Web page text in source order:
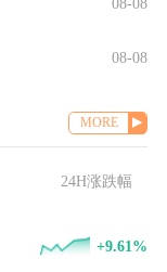
08-08
MORE
24H涨跌幅
+9.61%